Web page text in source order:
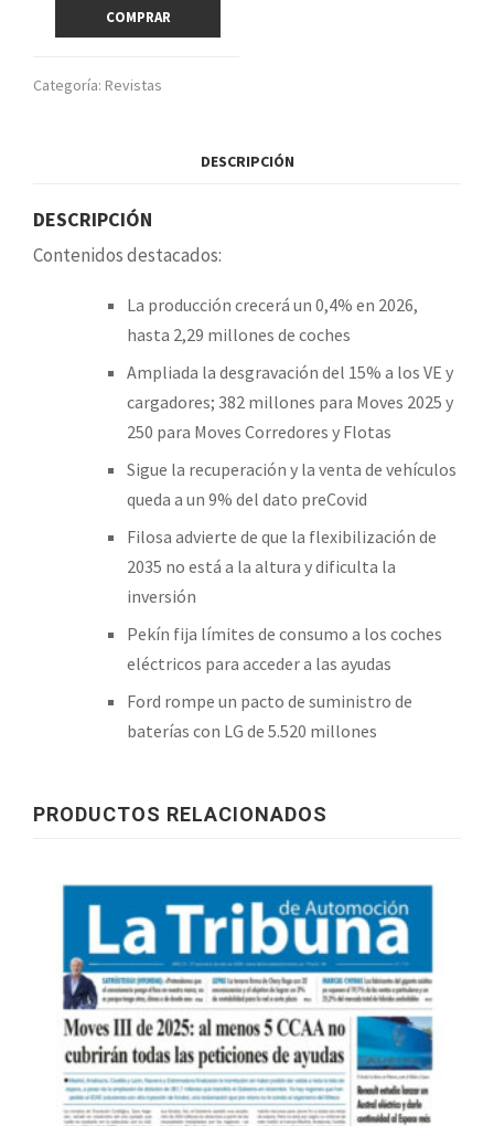
706
COMPRAR
Categoría: Revistas
DESCRIPCIÓN
DESCRIPCIÓN
Contenidos destacados:
La producción crecerá un 0,4% en 2026,
hasta 2,29 millones de coches
Ampliada la desgravación del 15% a los VE y
cargadores; 382 millones para Moves 2025 y
250 para Moves Corredores y Flotas
Sigue la recuperación y la venta de vehículos
queda a un 9% del dato preCovid
Filosa advierte de que la flexibilización de
2035 no está a la altura y dificulta la
inversión
Pekín fija límites de consumo a los coches
eléctricos para acceder a las ayudas
Ford rompe un pacto de suministro de
baterías con LG de 5.520 millones
PRODUCTOS RELACIONADOS